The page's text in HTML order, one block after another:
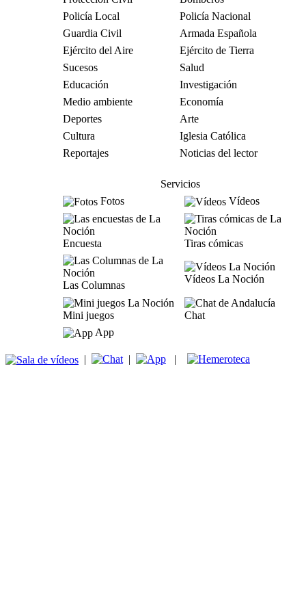
Policía Local
Policía Nacional
Guardia Civil
Armada Española
Ejército del Aire
Ejército de Tierra
Sucesos
Salud
Educación
Investigación
Medio ambiente
Economía
Deportes
Arte
Cultura
Iglesia Católica
Reportajes
Noticias del lector
Servicios
Fotos
Vídeos
Encuesta Tiras cómicas
Las Columnas
Vídeos La Noción
Mini juegos
Chat
App
| | |